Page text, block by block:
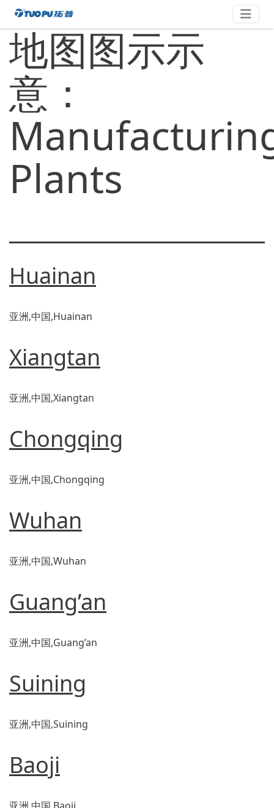
Skip
content
拓
普
技
平
台
型
企
业
地图图示示
意：
Plants
Huainan
亚洲,中国,Huainan
Xiangtan
亚洲,中国,Xiangtan
Chongqing
亚洲,中国,Chongqing
Wuhan
亚洲,中国,Wuhan
Guang’an
亚洲,中国,Guang’an
Suining
亚洲,中国,Suining
Baoji